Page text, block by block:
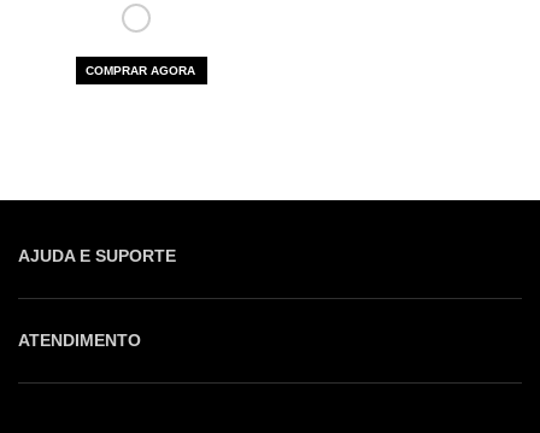
COMPRAR AGORA
AJUDA E SUPORTE
ATENDIMENTO